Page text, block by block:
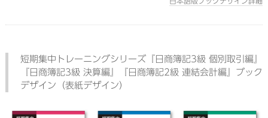
短期集中トレーニングシリーズ『日商簿記3級 個別取引編』
『日商簿記3級 決算編』『日商簿記2級 連結会計編』ブック
デザイン（表紙デザイン）